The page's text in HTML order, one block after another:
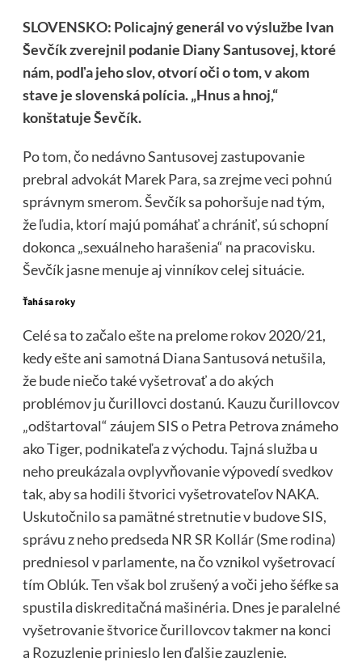
SLOVENSKO: Policajný generál vo výslužbe Ivan
Ševčík zverejnil podanie Diany Santusovej, ktoré
nám, podľa jeho slov, otvorí oči o tom, v akom
stave je slovenská polícia. „Hnus a hnoj,“
konštatuje Ševčík.
Po tom, čo nedávno Santusovej zastupovanie
prebral advokát Marek Para, sa zrejme veci pohnú
správnym smerom. Ševčík sa pohoršuje nad tým,
že ľudia, ktorí majú pomáhať a chrániť, sú schopní
dokonca „sexuálneho harašenia“ na pracovisku.
Ševčík jasne menuje aj vinníkov celej situácie.
Ťahá sa roky
Celé sa to začalo ešte na prelome rokov 2020/21,
kedy ešte ani samotná Diana Santusová netušila,
že bude niečo také vyšetrovať a do akých
problémov ju čurillovci dostanú. Kauzu čurillovcov
„odštartoval“ záujem SIS o Petra Petrova známeho
ako Tiger, podnikateľa z východu. Tajná služba u
neho preukázala ovplyvňovanie výpovedí svedkov
tak, aby sa hodili štvorici vyšetrovateľov NAKA.
Uskutočnilo sa pamätné stretnutie v budove SIS,
správu z neho predseda NR SR Kollár (Sme rodina)
predniesol v parlamente, na čo vznikol vyšetrovací
tím Oblúk. Ten však bol zrušený a voči jeho šéfke sa
spustila diskreditačná mašinéria. Dnes je paralelné
vyšetrovanie štvorice čurillovcov takmer na konci
a Rozuzlenie prinieslo len ďalšie zauzlenie.